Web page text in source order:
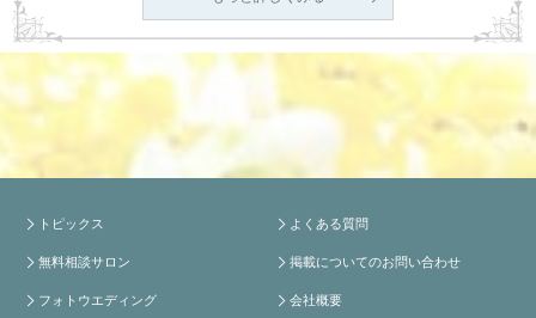
トピックス
無料相談サロン
フォトウエディング
よくある質問
掲載についてのお問い合わせ
会社概要